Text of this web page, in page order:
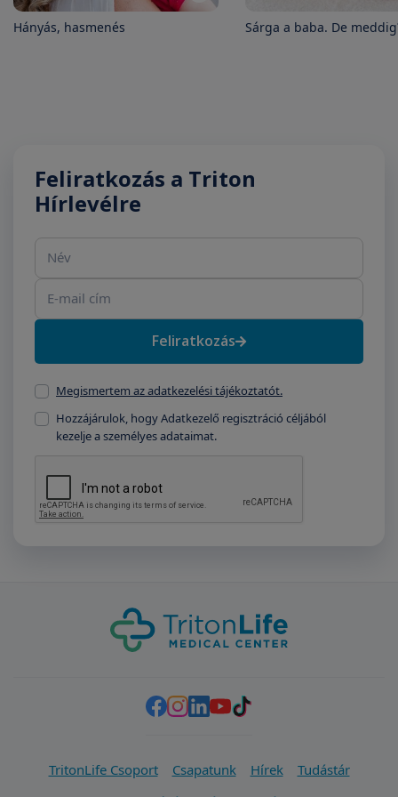
Hányás, hasmenés Sárga a baba. De
Feliratkozás a Triton
Hírlevélre
Név
E-mail cím
Feliratkozás
Megismertem az adatkezelési tájékoztatót.
Hozzájárulok, hogy Adatkezelő regisztráció céljából
kezelje a személyes adataimat.
TritonLife Csoport Csapatunk Hírek
Tudástár